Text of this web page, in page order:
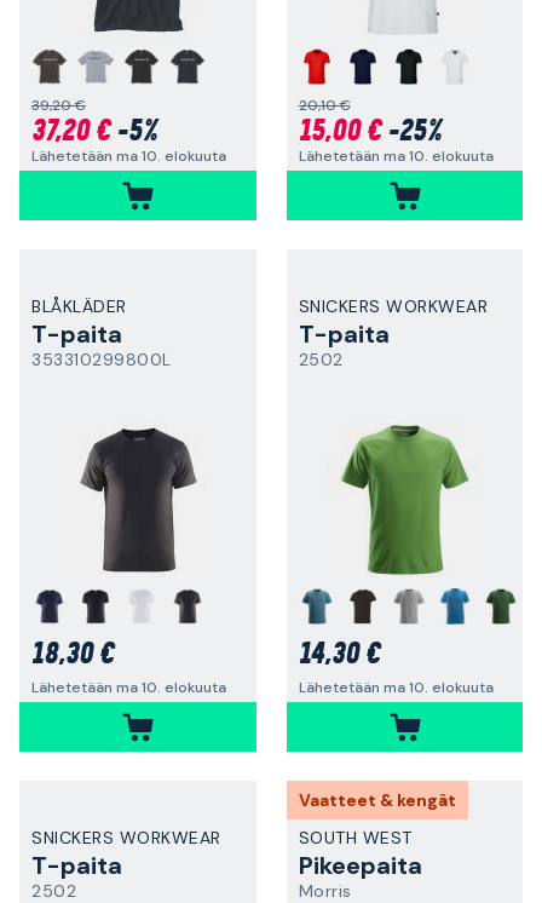
39,20 €
37,20 €-5%
Lähetetään ma 10. elokuuta
20,10 €
15,00 €-25%
Lähetetään ma 10. elokuuta
BLÅKLÄDER
T-paita
353310299800L
18,30 €
Lähetetään ma 10. elokuuta
SNICKERS WORKWEAR
T-paita
2502
14,30 €
Lähetetään ma 10. elokuuta
SNICKERS WORKWEAR
T-paita
2502
Vaatteet & kengät
SOUTH WEST
Pikeepaita
Morris